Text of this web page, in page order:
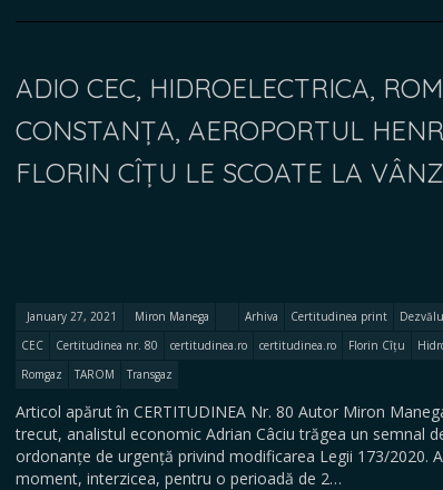
ADIO CEC, HIDROELECTRICA,
CONSTANȚA, AEROPORTUL
FLORIN CÎȚU LE SCOATE LA
January 27, 2021 Miron Manega Arhiva Certitudinea print
CEC
Certitudinea nr. 80 certitudinea.ro certitudinea.ro Florin Cîțu
Romgaz
TAROM Transgaz
Articol apărut în CERTITUDINEA Nr. 80 Autor Miron
trecut, analistul economic Adrian Câciu trăgea un semnal
ordonanțe de urgență privind modificarea Legii 173/2020.
moment, interzicea, pentru o perioadă de 2…